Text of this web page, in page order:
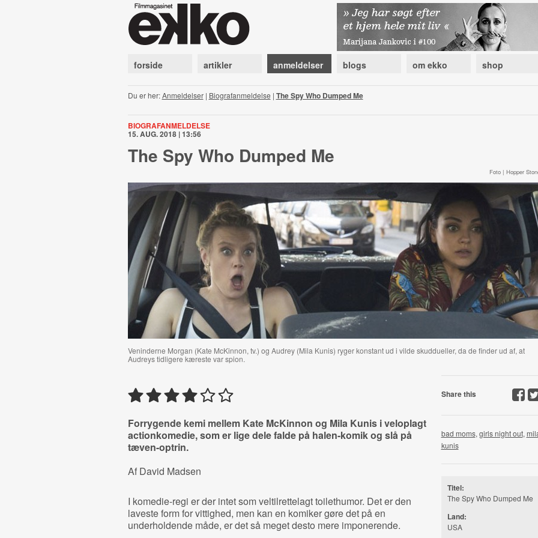
forside artikler anmeldelser blogs om ekko shop
Du er her:Anmeldelser| Biografanmeldelse | The Spy Who Dumped Me
BIOGRAFANMELDELSE
15. AUG. 2018 | 13:56
The Spy Who Dumped Me
Foto | Hopper
Veninderne Morgan (Kate McKinnon, tv.) og Audrey (Mila Kunis) ryger konstant ud i vilde skuddueller, da de finder ud af, at
Audreys tidligere kæreste var spion.
Forrygende kemi mellem Kate McKinnon og Mila Kunis i veloplagt
actionkomedie, som er lige dele falde på halen-komik og slå på
tæven-optrin.
Af David Madsen
I komedie-regi er der intet som veltilrettelagt toilethumor. Det er den
laveste form for vittighed, men kan en komiker gøre det på en
underholdende måde, er det så meget desto mere imponerende.
Share this
bad moms, girls night out,
kunis
Titel:
The Spy Who Dumped Me
Land:
USA